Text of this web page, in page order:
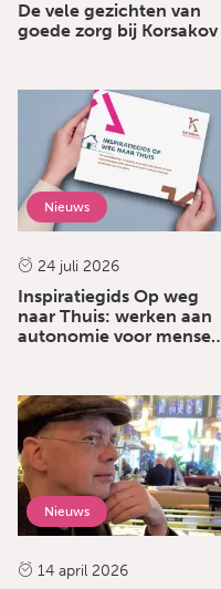
De vele gezichten van
goede zorg bij Korsakov
Nieuws
24 juli 2026
Inspiratiegids Op weg
naar Thuis: werken aan
autonomie voor mensen
Nieuws
14 april 2026